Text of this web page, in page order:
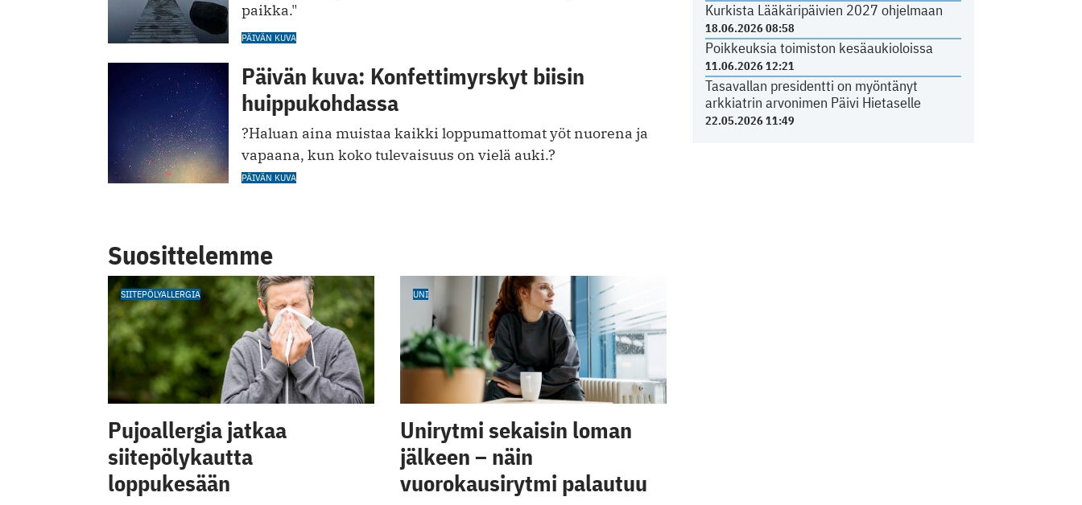
Kurkista Lääkäripäivien 2027 ohjelmaan
18.06.2026 08:58
Poikkeuksia toimiston kesäaukioloissa
11.06.2026 12:21
Tasavallan presidentti on myöntänyt
arkkiatrin arvonimen Päivi Hietaselle
22.05.2026 11:49
paikka."
PÄIVÄN KUVA
Päivän kuva: Konfettimyrskyt biisin
huippukohdassa
?Haluan aina muistaa kaikki loppumattomat yöt nuorena ja
vapaana, kun koko tulevaisuus on vielä auki.?
PÄIVÄN KUVA
Suosittelemme
SIITEPÖLYALLERGIA
Pujoallergia jatkaa
siitepölykautta
loppukesään
UNI
Unirytmi sekaisin loman
jälkeen – näin
vuorokausirytmi palautuu